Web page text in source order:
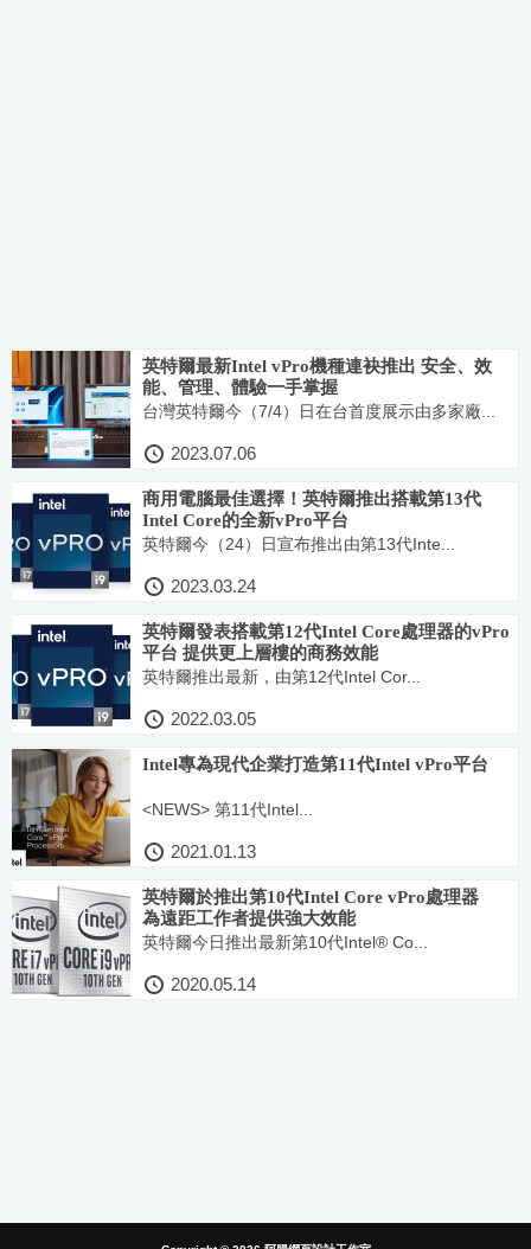
英特爾最新Intel vPro機種連袂推出 安全、效
能、管理、體驗一手掌握
台灣英特爾今（7/4）日在台首度展示由多家廠...
2023.07.06
商用電腦最佳選擇！英特爾推出搭載第13代
Intel Core的全新vPro平台
英特爾今（24）日宣布推出由第13代Inte...
2023.03.24
英特爾發表搭載第12代Intel Core處理器的vPro
平台 提供更上層樓的商務效能
英特爾推出最新，由第12代Intel Cor...
2022.03.05
Intel專為現代企業打造第11代Intel vPro平台
<NEWS> 第11代Intel...
2021.01.13
英特爾於推出第10代Intel Core vPro處理器
為遠距工作者提供強大效能
英特爾今日推出最新第10代Intel® Co...
2020.05.14